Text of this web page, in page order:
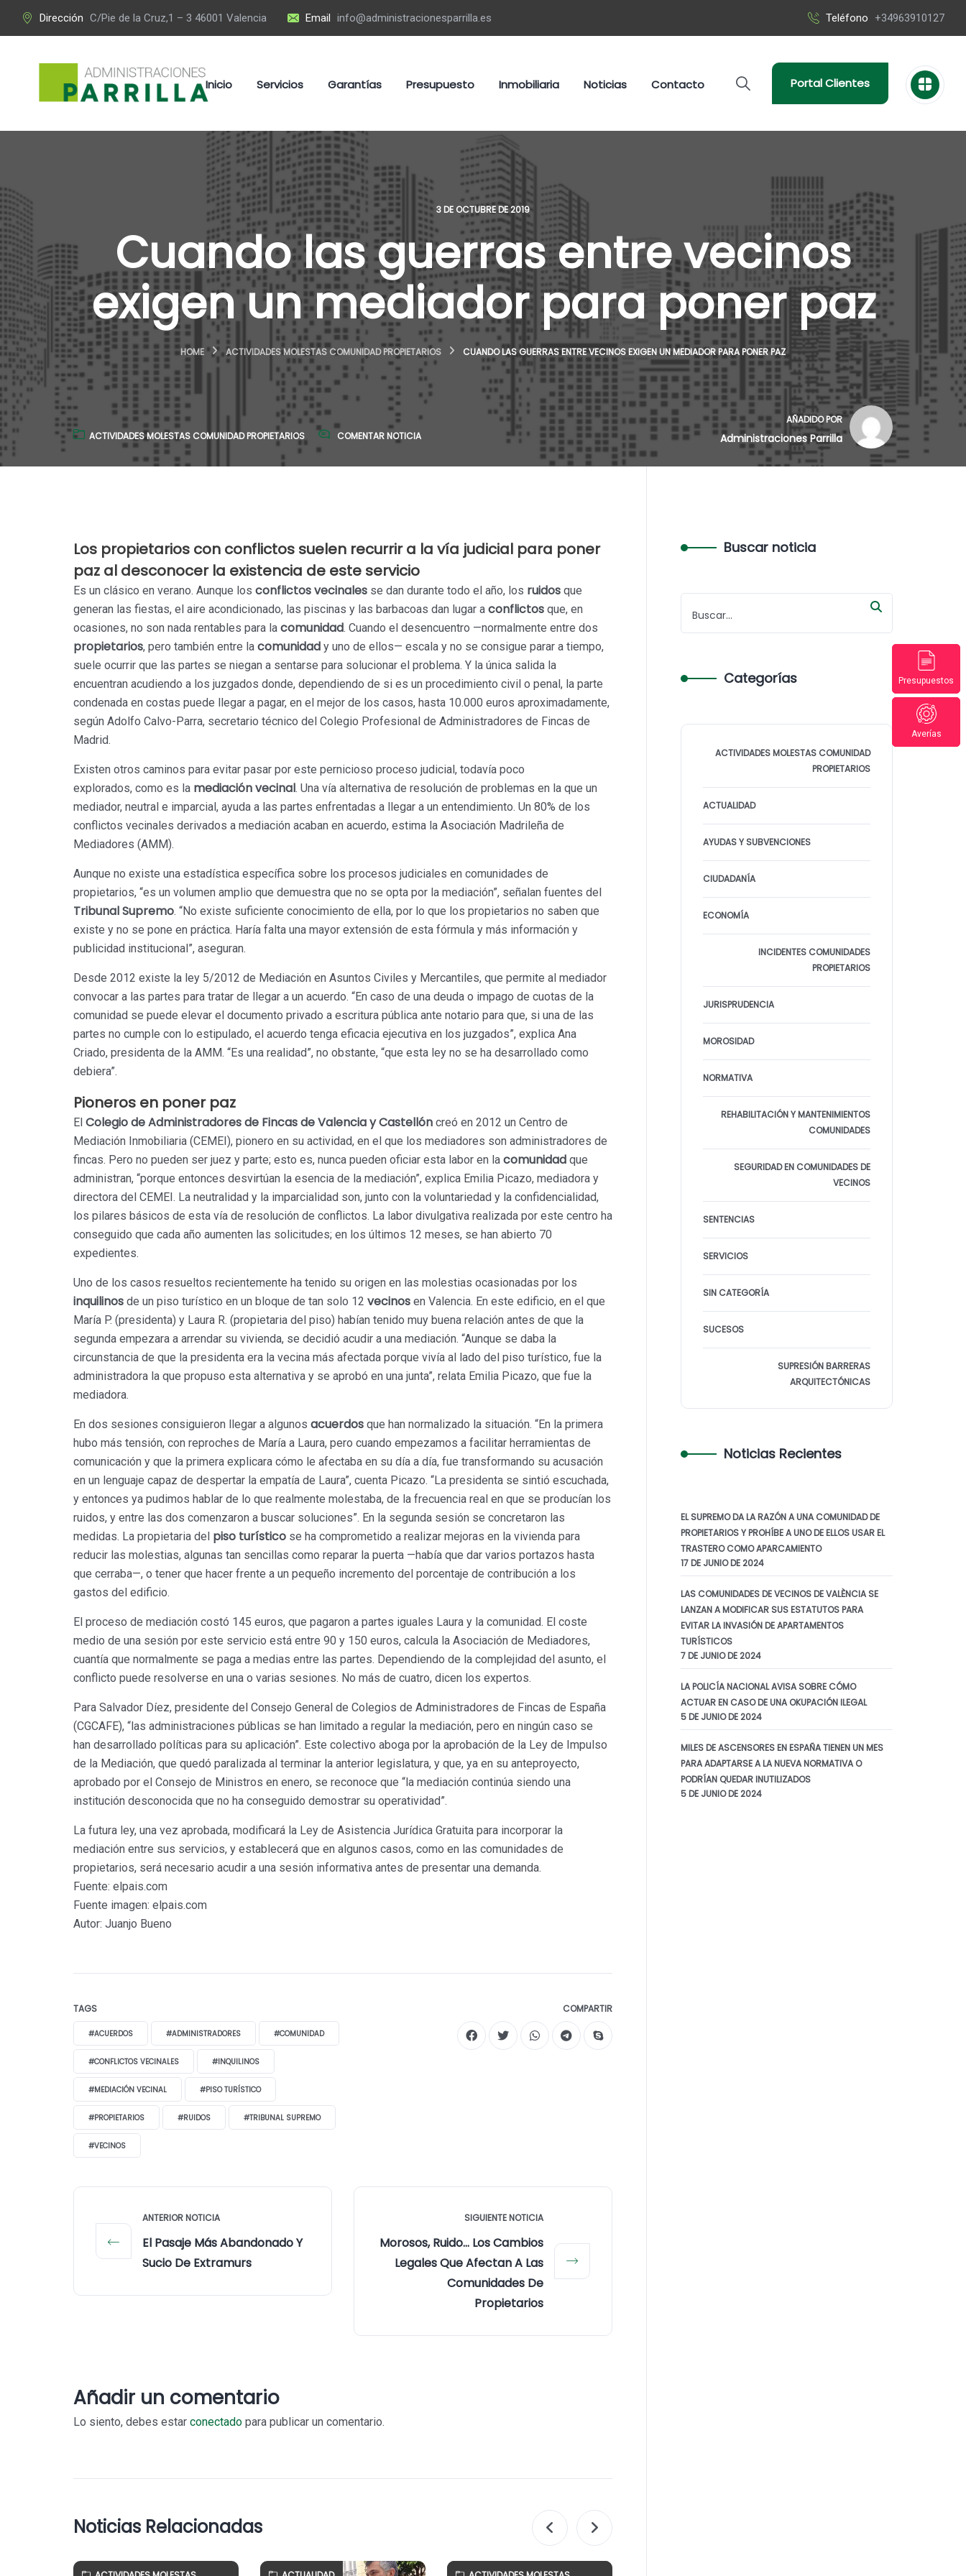
Presupuestos
Averías
Dirección C/Pie de la Cruz,1 – 3 46001 Valencia Email info@administracionesparrilla.es Teléfono +34963910127
Inicio Servicios Garantías Presupuesto Inmobiliaria Noticias Contacto Portal Clientes
3 DE OCTUBRE DE 2019
Cuando las guerras entre vecinos
exigen un mediador para poner paz
HOME ACTIVIDADES MOLESTAS COMUNIDAD PROPIETARIOS CUANDO LAS GUERRAS ENTRE VECINOS EXIGEN UN MEDIADOR PARA PONER PAZ
ACTIVIDADES MOLESTAS COMUNIDAD PROPIETARIOS COMENTAR NOTICIA
AÑADIDO POR
Administraciones Parrilla
Los propietarios con conflictos suelen recurrir a la vía judicial para poner
paz al desconocer la existencia de este servicio
Es un clásico en verano. Aunque los conflictos vecinales se dan durante todo el año, los ruidos que
generan las fiestas, el aire acondicionado, las piscinas y las barbacoas dan lugar a conflictos que, en
ocasiones, no son nada rentables para la comunidad. Cuando el desencuentro —normalmente entre dos
propietarios, pero también entre la comunidad y uno de ellos— escala y no se consigue parar a tiempo,
suele ocurrir que las partes se niegan a sentarse para solucionar el problema. Y la única salida la
encuentran acudiendo a los juzgados donde, dependiendo de si es un procedimiento civil o penal, la parte
condenada en costas puede llegar a pagar, en el mejor de los casos, hasta 10.000 euros aproximadamente,
según Adolfo Calvo-Parra, secretario técnico del Colegio Profesional de Administradores de Fincas de
Madrid.
Existen otros caminos para evitar pasar por este pernicioso proceso judicial, todavía poco
explorados, como es la mediación vecinal. Una vía alternativa de resolución de problemas en la que un
mediador, neutral e imparcial, ayuda a las partes enfrentadas a llegar a un entendimiento. Un 80% de los
conflictos vecinales derivados a mediación acaban en acuerdo, estima la Asociación Madrileña de
Mediadores (AMM).
Aunque no existe una estadística específica sobre los procesos judiciales en comunidades de
propietarios, “es un volumen amplio que demuestra que no se opta por la mediación”, señalan fuentes del
Tribunal Supremo. “No existe suficiente conocimiento de ella, por lo que los propietarios no saben que
existe y no se pone en práctica. Haría falta una mayor extensión de esta fórmula y más información y
publicidad institucional”, aseguran.
Desde 2012 existe la ley 5/2012 de Mediación en Asuntos Civiles y Mercantiles, que permite al mediador
convocar a las partes para tratar de llegar a un acuerdo. “En caso de una deuda o impago de cuotas de la
comunidad se puede elevar el documento privado a escritura pública ante notario para que, si una de las
partes no cumple con lo estipulado, el acuerdo tenga eficacia ejecutiva en los juzgados”, explica Ana
Criado, presidenta de la AMM. “Es una realidad”, no obstante, “que esta ley no se ha desarrollado como
debiera”.
Pioneros en poner paz
El Colegio de Administradores de Fincas de Valencia y Castellón creó en 2012 un Centro de
Mediación Inmobiliaria (CEMEI), pionero en su actividad, en el que los mediadores son administradores de
fincas. Pero no pueden ser juez y parte; esto es, nunca pueden oficiar esta labor en la comunidad que
administran, “porque entonces desvirtúan la esencia de la mediación”, explica Emilia Picazo, mediadora y
directora del CEMEI. La neutralidad y la imparcialidad son, junto con la voluntariedad y la confidencialidad,
los pilares básicos de esta vía de resolución de conflictos. La labor divulgativa realizada por este centro ha
conseguido que cada año aumenten las solicitudes; en los últimos 12 meses, se han abierto 70
expedientes.
Uno de los casos resueltos recientemente ha tenido su origen en las molestias ocasionadas por los
inquilinos de un piso turístico en un bloque de tan solo 12 vecinos en Valencia. En este edificio, en el que
María P. (presidenta) y Laura R. (propietaria del piso) habían tenido muy buena relación antes de que la
segunda empezara a arrendar su vivienda, se decidió acudir a una mediación. “Aunque se daba la
circunstancia de que la presidenta era la vecina más afectada porque vivía al lado del piso turístico, fue la
administradora la que propuso esta alternativa y se aprobó en una junta”, relata Emilia Picazo, que fue la
mediadora.
En dos sesiones consiguieron llegar a algunos acuerdos que han normalizado la situación. “En la primera
hubo más tensión, con reproches de María a Laura, pero cuando empezamos a facilitar herramientas de
comunicación y que la primera explicara cómo le afectaba en su día a día, fue transformando su acusación
en un lenguaje capaz de despertar la empatía de Laura”, cuenta Picazo. “La presidenta se sintió escuchada,
y entonces ya pudimos hablar de lo que realmente molestaba, de la frecuencia real en que se producían los
ruidos, y entre las dos comenzaron a buscar soluciones”. En la segunda sesión se concretaron las
medidas. La propietaria del piso turístico se ha comprometido a realizar mejoras en la vivienda para
reducir las molestias, algunas tan sencillas como reparar la puerta —había que dar varios portazos hasta
que cerraba—, o tener que hacer frente a un pequeño incremento del porcentaje de contribución a los
gastos del edificio.
El proceso de mediación costó 145 euros, que pagaron a partes iguales Laura y la comunidad. El coste
medio de una sesión por este servicio está entre 90 y 150 euros, calcula la Asociación de Mediadores,
cuantía que normalmente se paga a medias entre las partes. Dependiendo de la complejidad del asunto, el
conflicto puede resolverse en una o varias sesiones. No más de cuatro, dicen los expertos.
Para Salvador Díez, presidente del Consejo General de Colegios de Administradores de Fincas de España
(CGCAFE), “las administraciones públicas se han limitado a regular la mediación, pero en ningún caso se
han desarrollado políticas para su aplicación”. Este colectivo aboga por la aprobación de la Ley de Impulso
de la Mediación, que quedó paralizada al terminar la anterior legislatura, y que, ya en su anteproyecto,
aprobado por el Consejo de Ministros en enero, se reconoce que “la mediación continúa siendo una
institución desconocida que no ha conseguido demostrar su operatividad”.
La futura ley, una vez aprobada, modificará la Ley de Asistencia Jurídica Gratuita para incorporar la
mediación entre sus servicios, y establecerá que en algunos casos, como en las comunidades de
propietarios, será necesario acudir a una sesión informativa antes de presentar una demanda.
Fuente: elpais.com
Fuente imagen: elpais.com
Autor: Juanjo Bueno
TAGS
#ACUERDOS #ADMINISTRADORES #COMUNIDAD
#CONFLICTOS VECINALES #INQUILINOS
#MEDIACIÓN VECINAL #PISO TURÍSTICO
#PROPIETARIOS #RUIDOS #TRIBUNAL SUPREMO
#VECINOS
COMPARTIR
ANTERIOR NOTICIA
El Pasaje Más Abandonado Y
Sucio De Extramurs
SIGUIENTE NOTICIA
Morosos, Ruido… Los Cambios
Legales Que Afectan A Las
Comunidades De
Propietarios
Añadir un comentario
Lo siento, debes estar conectado para publicar un comentario.
Noticias Relacionadas
Buscar noticia
Categorías
ACTIVIDADES MOLESTAS COMUNIDAD
PROPIETARIOS
ACTUALIDAD
AYUDAS Y SUBVENCIONES
CIUDADANÍA
ECONOMÍA
INCIDENTES COMUNIDADES
PROPIETARIOS
JURISPRUDENCIA
MOROSIDAD
NORMATIVA
REHABILITACIÓN Y MANTENIMIENTOS
COMUNIDADES
SEGURIDAD EN COMUNIDADES DE
VECINOS
SENTENCIAS
SERVICIOS
SIN CATEGORÍA
SUCESOS
SUPRESIÓN BARRERAS
ARQUITECTÓNICAS
Noticias Recientes
EL SUPREMO DA LA RAZÓN A UNA COMUNIDAD DE
PROPIETARIOS Y PROHÍBE A UNO DE ELLOS USAR EL
TRASTERO COMO APARCAMIENTO
17 DE JUNIO DE 2024
LAS COMUNIDADES DE VECINOS DE VALÈNCIA SE
LANZAN A MODIFICAR SUS ESTATUTOS PARA
EVITAR LA INVASIÓN DE APARTAMENTOS
TURÍSTICOS
7 DE JUNIO DE 2024
LA POLICÍA NACIONAL AVISA SOBRE CÓMO
ACTUAR EN CASO DE UNA OKUPACIÓN ILEGAL
5 DE JUNIO DE 2024
MILES DE ASCENSORES EN ESPAÑA TIENEN UN MES
PARA ADAPTARSE A LA NUEVA NORMATIVA O
PODRÍAN QUEDAR INUTILIZADOS
5 DE JUNIO DE 2024